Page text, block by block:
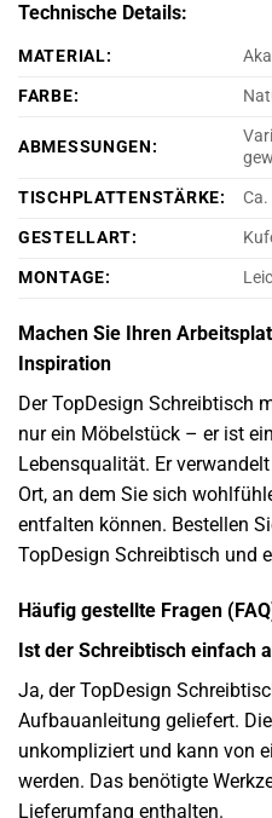
Technische Details:
MATERIAL:
FARBE:
ABMESSUNGEN:
TISCHPLATTENSTÄRKE:
GESTELLART:
MONTAGE:
Machen Sie Ihren
Inspiration
Der TopDesign Schreibtisch
nur ein Möbelstück – er ist
Lebensqualität. Er
Ort, an dem Sie sich
entfalten können. Bestellen
TopDesign Schreibtisch und
Häufig gestellte Fragen
Ist der Schreibtisch einfach
Ja, der TopDesign
Aufbauanleitung geliefert.
unkompliziert und kann von
werden. Das benötigte
Lieferumfang enthalten.